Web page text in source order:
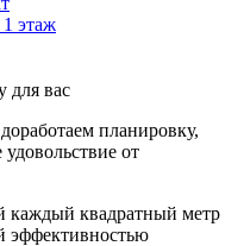
для вас
планировку,
от
каждый квадратный метр
эффективностью